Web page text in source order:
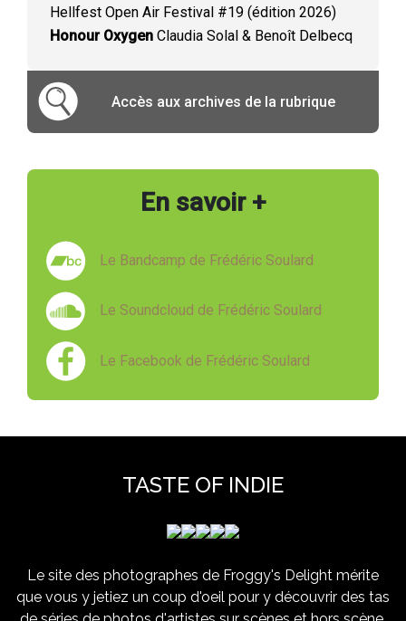
Hellfest Open Air Festival #19 (édition 2026)
Honour Oxygen Claudia Solal & Benoît Delbecq
Accès aux archives de la rubrique
En savoir +
Le Bandcamp de Frédéric Soulard
Le Soundcloud de Frédéric Soulard
Le Facebook de Frédéric Soulard
TASTE OF INDIE
Le site des photographes de Froggy's Delight mérite
que vous y jetiez un coup d'oeil pour y découvrir des tas